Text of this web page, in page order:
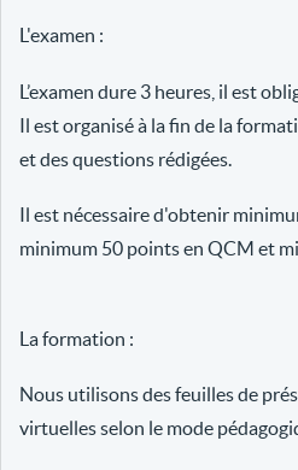
L'examen :
L’examen dure 3 heures, il est
Il est organisé à la fin de la
et des questions rédigées.
Il est nécessaire d'obtenir
minimum 50 points en QCM et
La formation :
Nous utilisons des feuilles de
virtuelles selon le mode